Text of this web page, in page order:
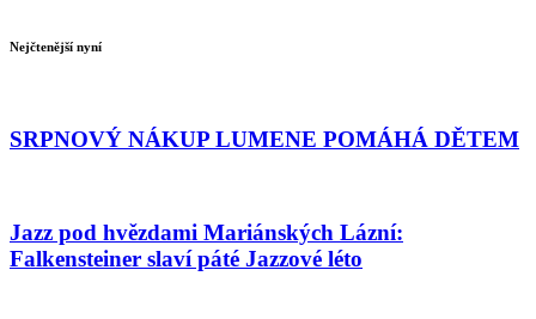
Nejčtenější nyní
SRPNOVÝ NÁKUP LUMENE POMÁHÁ DĚTEM
Jazz pod hvězdami Mariánských Lázní:
Falkensteiner slaví páté Jazzové léto